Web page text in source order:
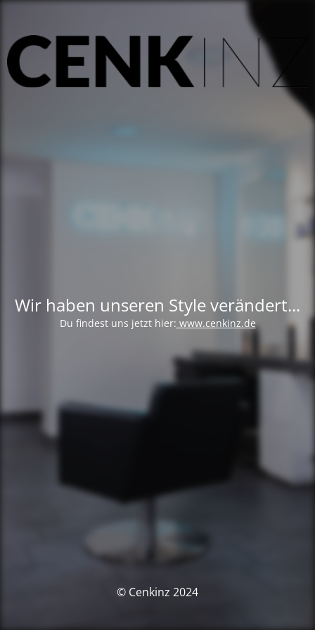
Wir haben unseren Style verändert...
Du findest uns jetzt hier: www.cenkinz.de
© Cenkinz 2024